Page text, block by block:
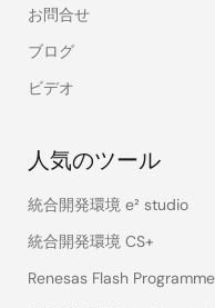
お問合せ
ブログ
ビデオ
人気のツール
統合開発環境 e² studio
統合開発環境 CS+
Renesas Flash